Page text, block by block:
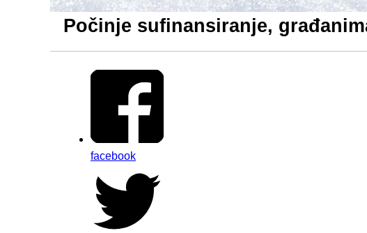
Počinje sufinansiranje,
facebook